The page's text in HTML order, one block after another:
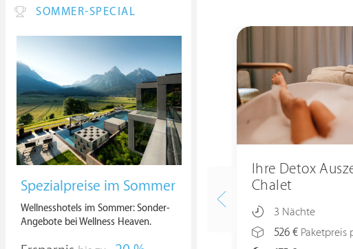
Ihre Detox
Chalet
3 Nächte
526 € Paketpreis
SOMMER-SPECIAL
Spezialpreise im Sommer
Wellnesshotels im Sommer: Sonder-
Angebote bei Wellness Heaven.